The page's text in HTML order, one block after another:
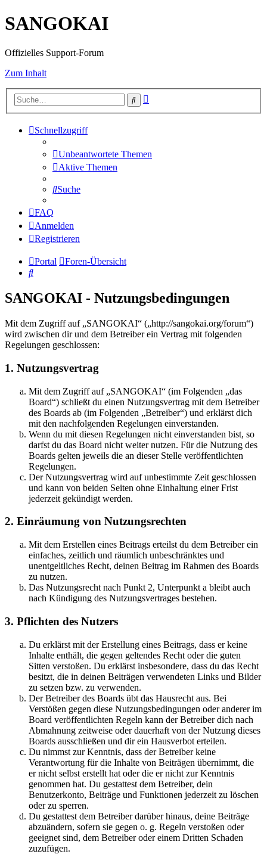
SANGOKAI
Offizielles Support-Forum
Zum Inhalt
Suche
Schnellzugriff
Unbeantwortete Themen
Aktive Themen
Suche
FAQ
Anmelden
Registrieren
Portal
Foren-Übersicht
Suche
SANGOKAI - Nutzungsbedingungen
Mit dem Zugriff auf „SANGOKAI“ („http://sangokai.org/forum“)
wird zwischen dir und dem Betreiber ein Vertrag mit folgenden
Regelungen geschlossen:
1. Nutzungsvertrag
Mit dem Zugriff auf „SANGOKAI“ (im Folgenden „das
Board“) schließt du einen Nutzungsvertrag mit dem Betreiber
des Boards ab (im Folgenden „Betreiber“) und erklärst dich
mit den nachfolgenden Regelungen einverstanden.
Wenn du mit diesen Regelungen nicht einverstanden bist, so
darfst du das Board nicht weiter nutzen. Für die Nutzung des
Boards gelten jeweils die an dieser Stelle veröffentlichten
Regelungen.
Der Nutzungsvertrag wird auf unbestimmte Zeit geschlossen
und kann von beiden Seiten ohne Einhaltung einer Frist
jederzeit gekündigt werden.
2. Einräumung von Nutzungsrechten
Mit dem Erstellen eines Beitrags erteilst du dem Betreiber ein
einfaches, zeitlich und räumlich unbeschränktes und
unentgeltliches Recht, deinen Beitrag im Rahmen des Boards
zu nutzen.
Das Nutzungsrecht nach Punkt 2, Unterpunkt a bleibt auch
nach Kündigung des Nutzungsvertrages bestehen.
3. Pflichten des Nutzers
Du erklärst mit der Erstellung eines Beitrags, dass er keine
Inhalte enthält, die gegen geltendes Recht oder die guten
Sitten verstoßen. Du erklärst insbesondere, dass du das Recht
besitzt, die in deinen Beiträgen verwendeten Links und Bilder
zu setzen bzw. zu verwenden.
Der Betreiber des Boards übt das Hausrecht aus. Bei
Verstößen gegen diese Nutzungsbedingungen oder anderer im
Board veröffentlichten Regeln kann der Betreiber dich nach
Abmahnung zeitweise oder dauerhaft von der Nutzung dieses
Boards ausschließen und dir ein Hausverbot erteilen.
Du nimmst zur Kenntnis, dass der Betreiber keine
Verantwortung für die Inhalte von Beiträgen übernimmt, die
er nicht selbst erstellt hat oder die er nicht zur Kenntnis
genommen hat. Du gestattest dem Betreiber, dein
Benutzerkonto, Beiträge und Funktionen jederzeit zu löschen
oder zu sperren.
Du gestattest dem Betreiber darüber hinaus, deine Beiträge
abzuändern, sofern sie gegen o. g. Regeln verstoßen oder
geeignet sind, dem Betreiber oder einem Dritten Schaden
zuzufügen.